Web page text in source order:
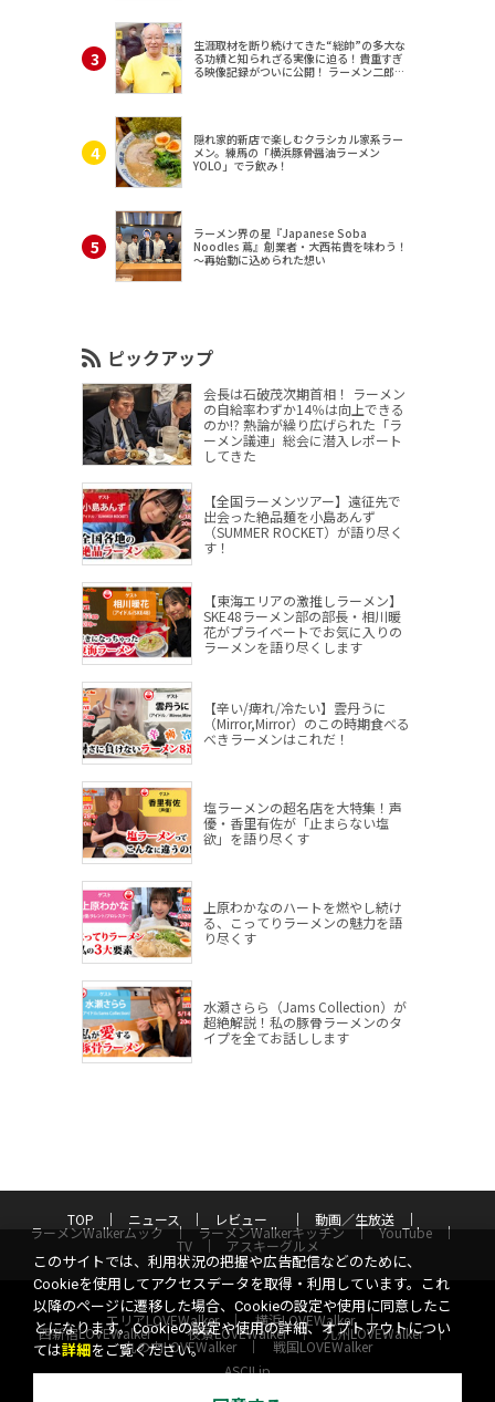
生涯取材を断り続けてきた“総帥”の多大な
る功績と知られざる実像に迫る！貴重すぎ
る映像記録がついに公開！ ラーメン二郎
隠れ家的新店で楽しむクラシカル家系ラー
メン。練馬の「横浜豚骨醤油ラーメン
YOLO」でラ飲み！
ラーメン界の星『Japanese Soba
Noodles 蔦』創業者・大西祐貴を味わう！
～再始動に込められた想い
ピックアップ
会長は石破茂次期首相！ ラーメン
の自給率わずか14％は向上できる
のか!? 熱論が繰り広げられた「ラ
ーメン議連」総会に潜入レポート
してきた
【全国ラーメンツアー】遠征先で
出会った絶品麺を小島あんず
（SUMMER ROCKET）が語り尽く
す！
【東海エリアの激推しラーメン】
SKE48ラーメン部の部長・相川暖
花がプライベートでお気に入りの
ラーメンを語り尽くします
【辛い/痺れ/冷たい】雲丹うに
（Mirror,Mirror）のこの時期食べる
べきラーメンはこれだ！
塩ラーメンの超名店を大特集！声
優・香里有佐が「止まらない塩
欲」を語り尽くす
上原わかなのハートを燃やし続け
る、こってりラーメンの魅力を語
り尽くす
水瀬さらら（Jams Collection）が
超絶解説！私の豚骨ラーメンのタ
イプを全てお話しします
TOP ニュース レビュー 動画／生放送
ラーメンWalkerムック ラーメンWalkerキッチン YouTube
TV アスキーグルメ
エリアLOVEWalker 横浜LOVEWalker
西新宿LOVEWalker 夜景LOVEWalker 九州LOVEWalker
丸の内LOVEWalker
戦国LOVEWalker
ASCII.jp
このサイトでは、利用状況の把握や広告配信などのために、
Cookieを使用してアクセスデータを取得・利用しています。これ
以降のページに遷移した場合、Cookieの設定や使用に同意したこ
とになります。Cookieの設定や使用の詳細、オプトアウトについ
ては詳細 をご覧ください。